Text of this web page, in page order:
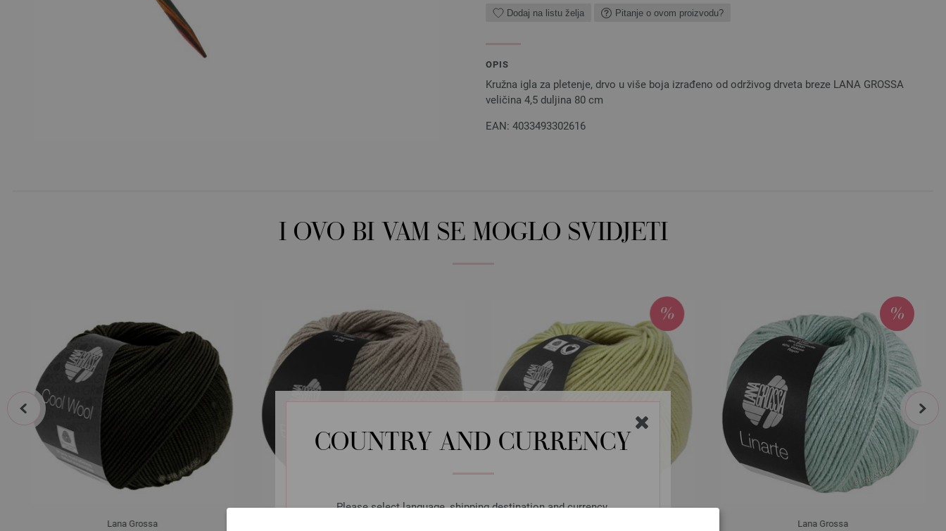
COUNTRY AND CURRENCY
Please select language, shipping destination and currency.
Dodaj na listu želja Pitanje o ovom proizvodu?
OPIS
Kružna igla za pletenje, drvo u više boja izrađeno od održivog drveta breze LANA GROSSA
veličina 4,5 duljina 80 cm
EAN: 4033493302616
I OVO BI VAM SE MOGLO SVIDJETI
Lana Grossa Lana Grossa
prev next